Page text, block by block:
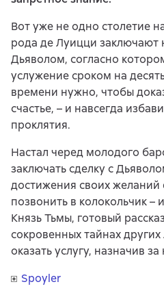
Вот уже не одно столетие
рода де Луицци заключают
Дьяволом, согласно
услужение сроком на
времени нужно, чтобы
счастье, – и навсегда
проклятия.
Настал черед молодого
заключать сделку с
достижения своих желаний
позвонить в колокольчик –
Князь Тьмы, готовый
сокровенных тайнах
оказать услугу, назначив
Spoyler